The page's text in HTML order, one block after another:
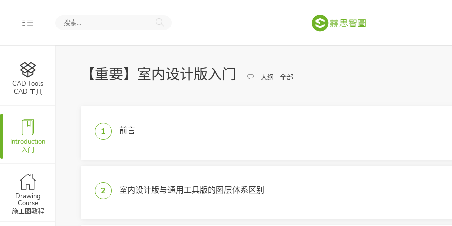
CAD Tools
CAD 工具
Introduction
入门
Drawing
Course
施工图教程
赫思CAD
内设计版入门
服务
、字体
【重要】室内设计版入门 大纲 全部
1 前言
2 室内设计版与通用工具版的图层体系区别